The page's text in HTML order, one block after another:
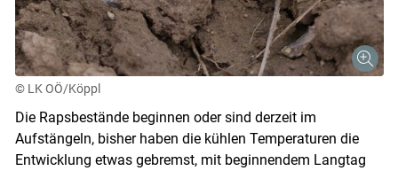
© LK OÖ/Köppl
Die Rapsbestände beginnen oder sind derzeit im
Aufstängeln, bisher haben die kühlen Temperaturen die
Entwicklung etwas gebremst, mit beginnendem Langtag